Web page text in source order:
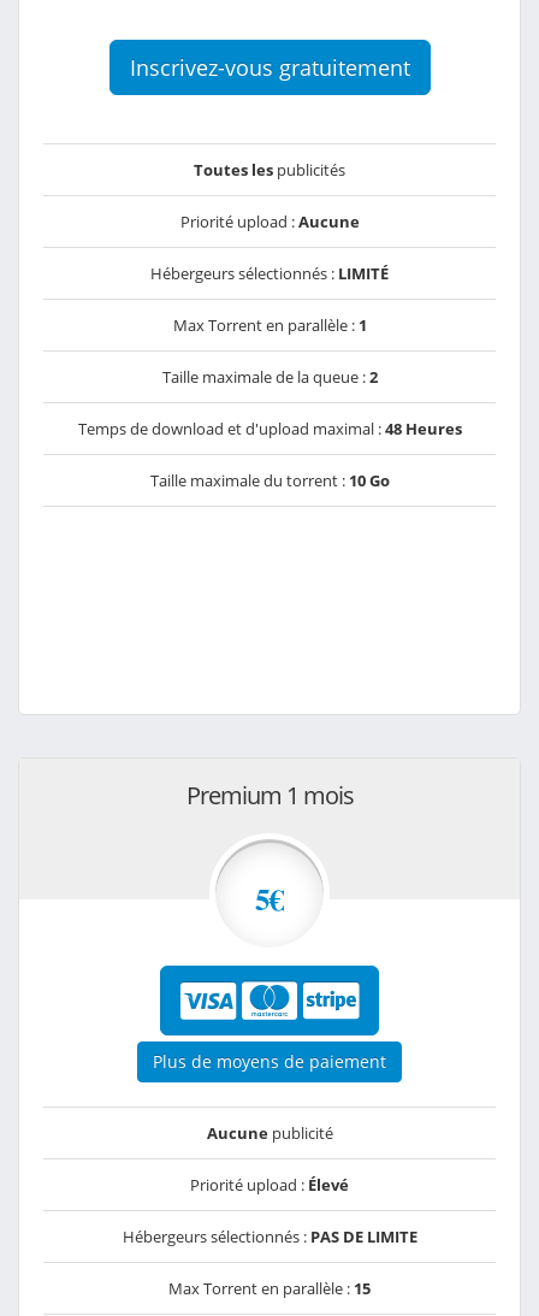
Inscrivez-vous gratuitement
Toutes les publicités
Priorité upload :Aucune
Hébergeurs sélectionnés : LIMITÉ
Max Torrent en parallèle : 1
Taille maximale de la queue :2
Temps de download et d'upload maximal :48 Heures
Taille maximale du torrent : 10 Go
Premium 1 mois
5€
Plus de moyens de paiement
Aucunepublicité
Priorité upload : Élevé
Hébergeurs sélectionnés : PAS DE LIMITE
Max Torrent en parallèle : 15